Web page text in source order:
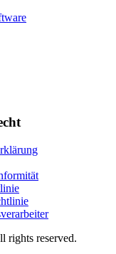
rights reserved.